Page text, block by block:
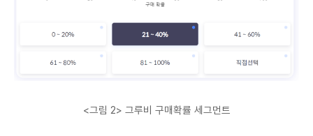
<그림 2> 그루비 구매확률 세그먼트